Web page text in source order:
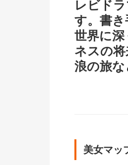
レビド
す。書
世界に
ネスの
浪の旅
美女マッ